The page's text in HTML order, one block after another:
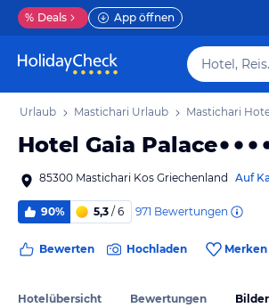
% Deals App öffnen
Urlaub Mastichari Urlaub Mastichari
Hotel Gaia Palace
85300 Mastichari Kos Griechenland Auf
90% 5,3 / 6 971 Bewertungen
Bewerten Hochladen Merken
Hotelübersicht Bewertungen Bilder